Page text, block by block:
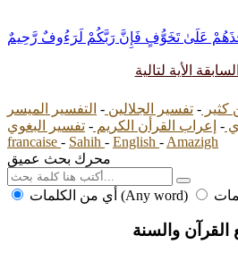
عَلَىٰ تَخَوُّفٍ فَإِنَّ رَبَّكُمْ لَرَءُوفٌ رَّحِيمٌ
السابقة الأية لتالية
كثير - تفسير الجلالين - التفسير الميسر
- إعراب القرأن الكريم - تفسير البغوي
francaise - Sahih - English - Amazigh
محرك بحث عميق
أي من الكلمات (Any word)
القرآن والسنة